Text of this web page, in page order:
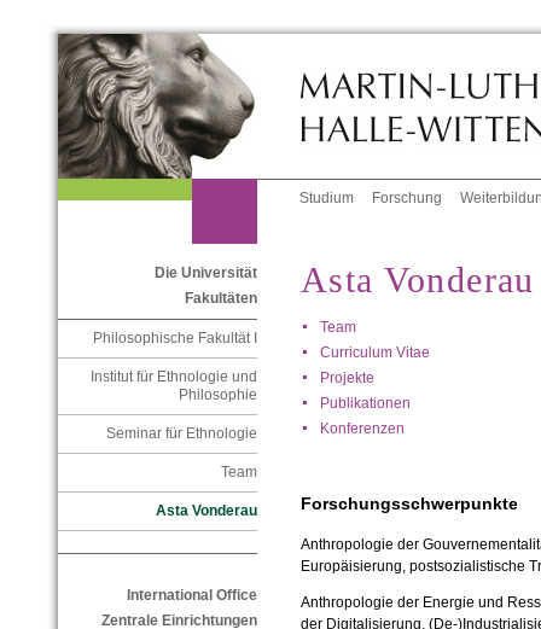
Studium Forschung
Die Universität
Fakultäten
Philosophische Fakultät I
Institut für Ethnologie und
Philosophie
Seminar für Ethnologie
Team
Asta Vonderau
International Office
Zentrale Einrichtungen
Asta Vonderau
Team
Curriculum Vitae
Projekte
Publikationen
Konferenzen
Forschungsschwerpunkte
Anthropologie der
Europäisierung, postsozialistische
Anthropologie der Energie und
der Digitalisierung, (De-